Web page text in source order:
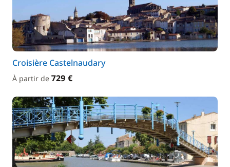
Croisière Castelnaudary
À partir de 729 €